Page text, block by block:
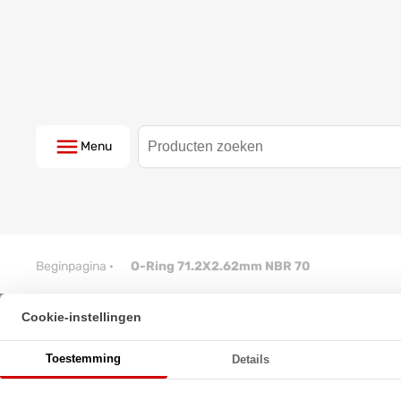
Menu
Beginpagina · O-Ring 71.2X2.62mm NBR 70
Cookie-instellingen
Toestemming Details
O-Ring 71.2X2.62mm NBR 70
★★★★★
★★★★★